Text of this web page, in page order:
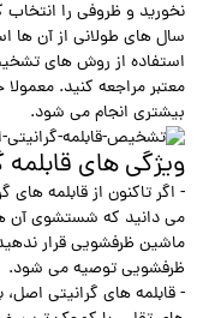
نخورید و ظروفی را
سال های طولانی از آن ها
استفاده از روش های
معتبر مراجعه کنید. معمولا
بیشتری انجام می شود.
ویژگی های قابلمه
- اگر تاکنون از قابلمه
می دانید که شستشوی آن
ماشین ظرفشویی قرار
ظرفشویی توصیه می شود.
- قابلمه های گرانیتی